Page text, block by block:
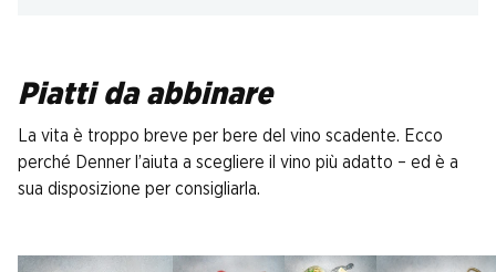
Piatti da abbinare
La vita è troppo breve per bere del vino scadente. Ecco
perché Denner l’aiuta a scegliere il vino più adatto – ed è a
sua disposizione per consigliarla.